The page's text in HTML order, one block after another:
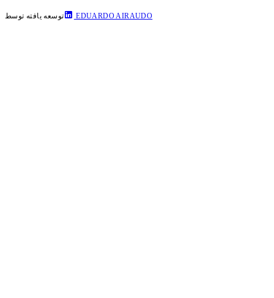
توسعه یافته توسط EDUARDO AIRAUDO